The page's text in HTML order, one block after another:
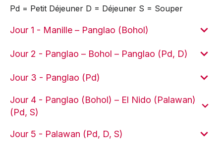
Pd = Petit Déjeuner D = Déjeuner S = Souper
Jour 1 - Manille – Panglao (Bohol)
Jour 2 - Panglao – Bohol – Panglao (Pd, D)
Jour 3 - Panglao (Pd)
Jour 4 - Panglao (Bohol) – El Nido (Palawan)
(Pd, S)
Jour 5 - Palawan (Pd, D, S)